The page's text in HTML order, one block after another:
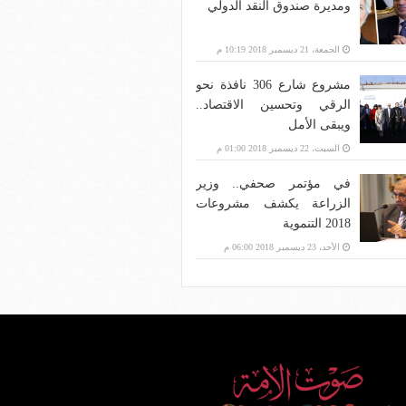
ومديرة صندوق النقد الدولي
الجمعة، 21 ديسمبر 2018 10:19 م
مشروع شارع 306 نافذة نحو
الرقي وتحسين الاقتصاد..
ويبقى الأمل
السبت، 22 ديسمبر 2018 01:00 م
في مؤتمر صحفي.. وزير
الزراعة يكشف مشروعات
2018 التنموية
الأحد، 23 ديسمبر 2018 06:00 م